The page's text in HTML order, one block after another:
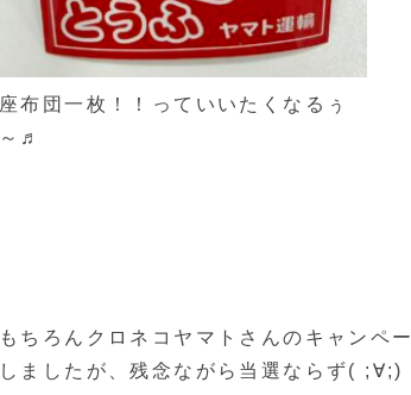
座布団一枚！！っていいたくなるぅ
～♬
もちろんクロネコヤマトさんのキャンペ
しましたが、残念ながら当選ならず( ;∀;)